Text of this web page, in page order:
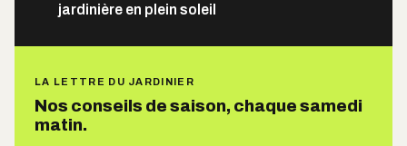
jardinière en plein soleil
LA LETTRE DU JARDINIER
Nos conseils de saison, chaque samedi
matin.